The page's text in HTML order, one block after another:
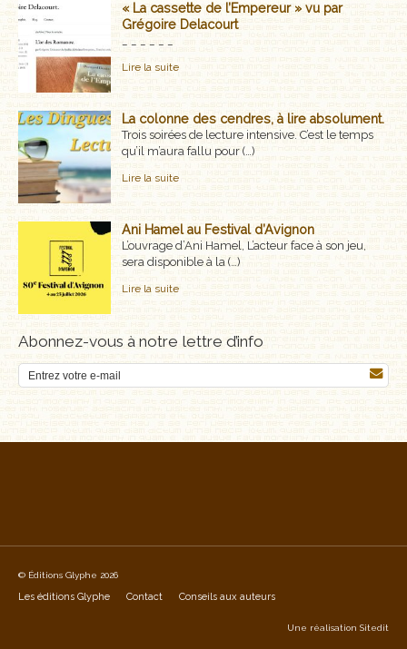
« La cassette de l’Empereur » vu par
Grégoire Delacourt
Lire la suite
La colonne des cendres, à lire absolument.
Trois soirées de lecture intensive. C’est le temps
qu’il m’aura fallu pour (…)
Lire la suite
Ani Hamel au Festival d’Avignon
L’ouvrage d’Ani Hamel, L’acteur face à son jeu,
sera disponible à la (…)
Lire la suite
Abonnez-vous à notre lettre d’info
© Éditions Glyphe 2026
Les éditions Glyphe Contact Conseils aux auteurs
Une réalisation Sitedit